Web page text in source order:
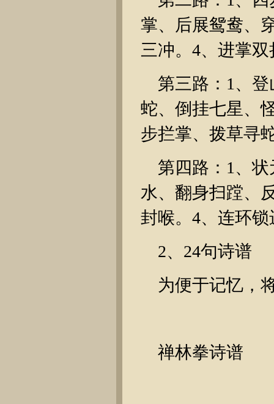
掌、后展鸳鸯、
三冲。4、进掌
第三路：1、
蛇、倒挂七星、
步拦掌、拨草寻
第四路：1、
水、翻身扫蹚、
封喉。4、连环
2、24句诗谱
为便于记忆，
禅林拳诗谱